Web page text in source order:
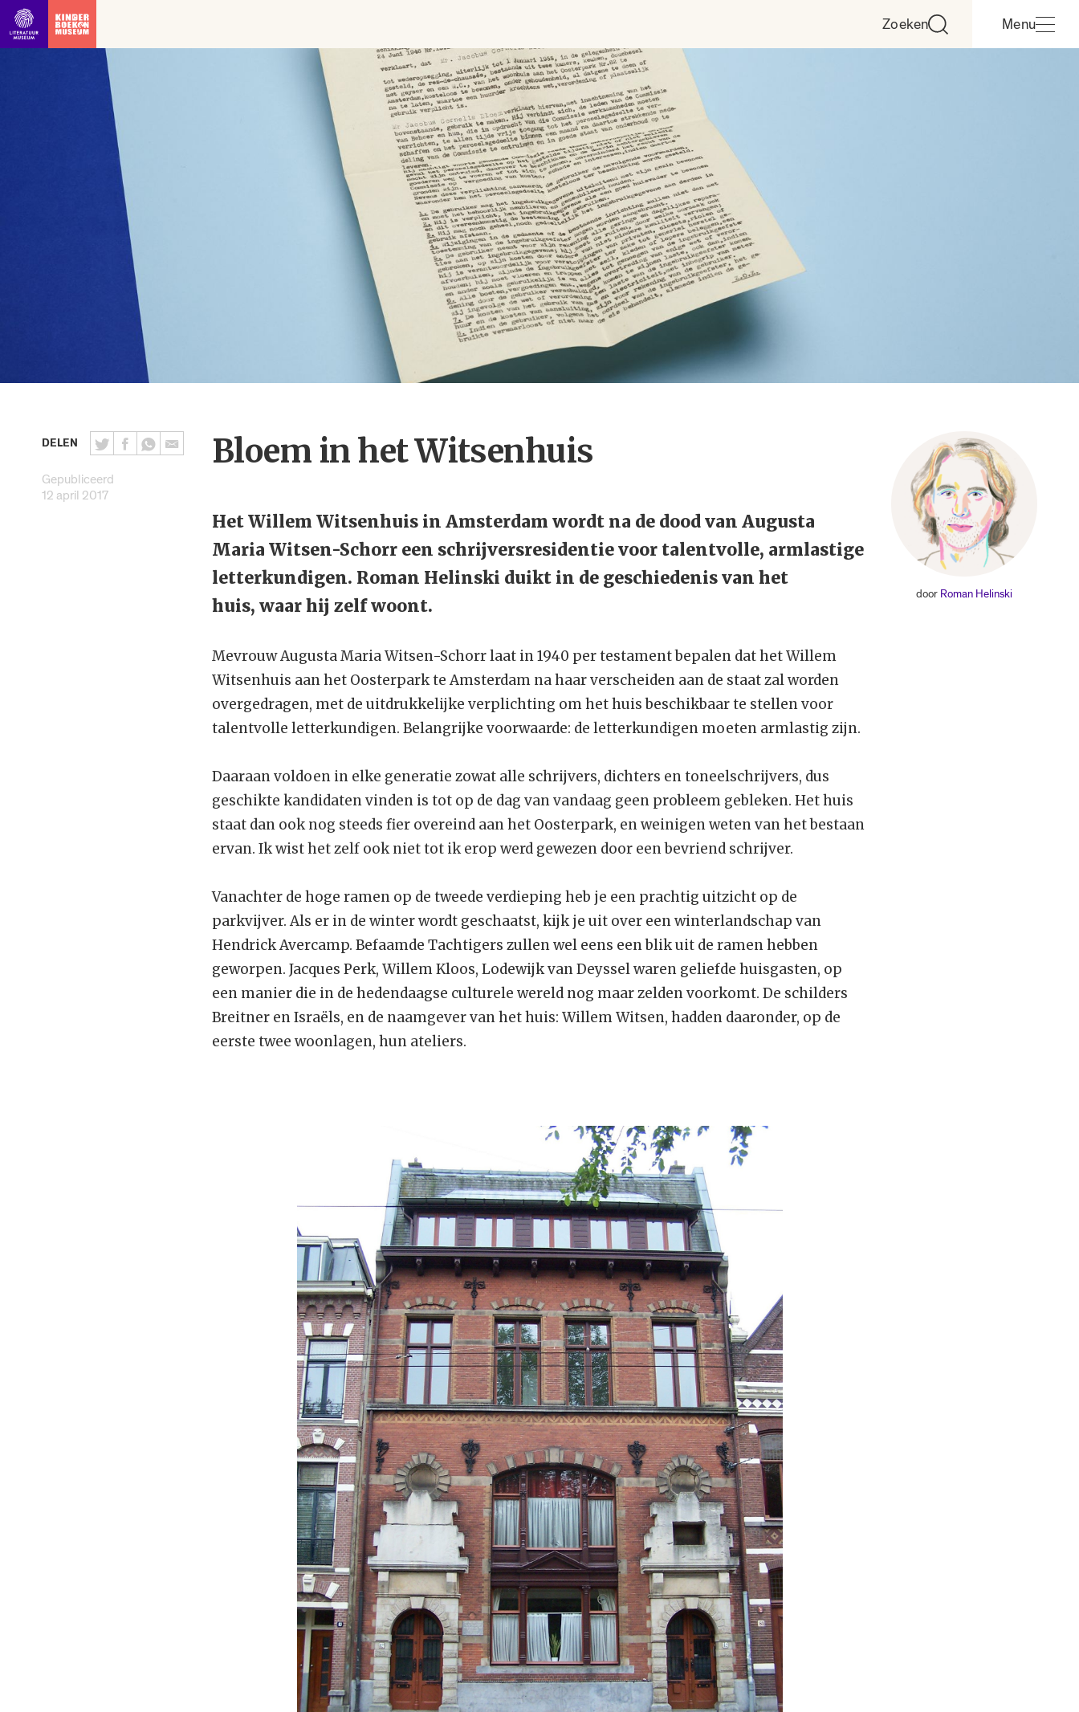
Ga direct naar inhoud Zoeken Menu
DELEN
Gepubliceerd
12 april 2017
Bloem in het Witsenhuis
Het Willem Witsenhuis in Amsterdam wordt na de dood van Augusta
Maria Witsen-Schorr een schrijversresidentie voor talentvolle, armlastige
letterkundigen. Roman Helinski duikt in de geschiedenis van het
huis, waar hij zelf woont.
door Roman Helinski
Mevrouw Augusta Maria Witsen-Schorr laat in 1940 per testament bepalen dat het Willem
Witsenhuis aan het Oosterpark te Amsterdam na haar verscheiden aan de staat zal worden
overgedragen, met de uitdrukkelijke verplichting om het huis beschikbaar te stellen voor
talentvolle letterkundigen. Belangrijke voorwaarde: de letterkundigen moeten armlastig zijn.
Daaraan voldoen in elke generatie zowat alle schrijvers, dichters en toneelschrijvers, dus
geschikte kandidaten vinden is tot op de dag van vandaag geen probleem gebleken. Het huis
staat dan ook nog steeds fier overeind aan het Oosterpark, en weinigen weten van het bestaan
ervan. Ik wist het zelf ook niet tot ik erop werd gewezen door een bevriend schrijver.
Vanachter de hoge ramen op de tweede verdieping heb je een prachtig uitzicht op de
parkvijver. Als er in de winter wordt geschaatst, kijk je uit over een winterlandschap van
Hendrick Avercamp. Befaamde Tachtigers zullen wel eens een blik uit de ramen hebben
geworpen. Jacques Perk, Willem Kloos, Lodewijk van Deyssel waren geliefde huisgasten, op
een manier die in de hedendaagse culturele wereld nog maar zelden voorkomt. De schilders
Breitner en Israëls, en de naamgever van het huis: Willem Witsen, hadden daaronder, op de
eerste twee woonlagen, hun ateliers.